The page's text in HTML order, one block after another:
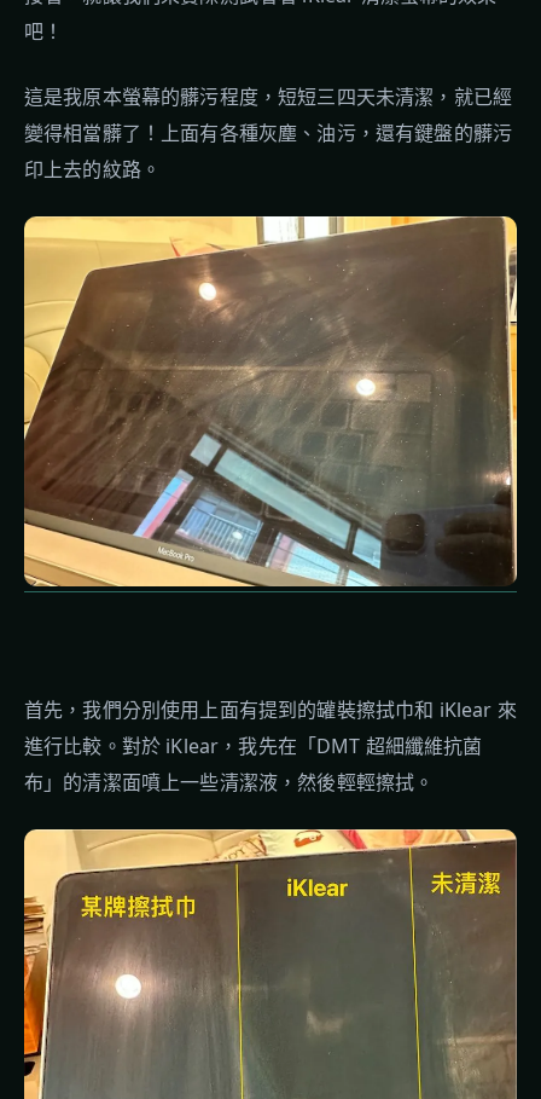
吧！
這是我原本螢幕的髒污程度，短短三四天未清潔，就已經
變得相當髒了！上面有各種灰塵、油污，還有鍵盤的髒污
印上去的紋路。
首先，我們分別使用上面有提到的罐裝擦拭巾和 iKlear 來
進行比較。對於 iKlear，我先在「DMT 超細纖維抗菌
布」的清潔面噴上一些清潔液，然後輕輕擦拭。